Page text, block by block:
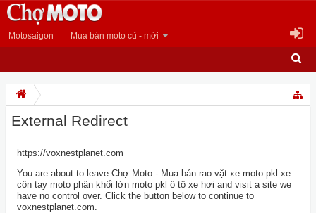
Motosaigon Mua bán moto cũ - mới
External Redirect
https://voxnestplanet.com
You are about to leave Chợ Moto - Mua bán rao vặt xe moto pkl xe
côn tay moto phân khối lớn moto pkl ô tô xe hơi and visit a site we
have no control over. Click the button below to continue to
voxnestplanet.com.